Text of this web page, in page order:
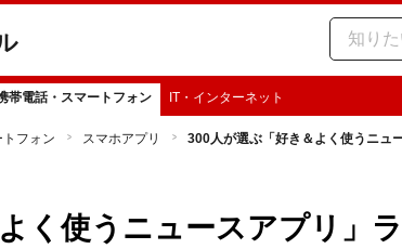
帯電話・スマートフォン IT・インターネット
フォン スマホアプリ 300人が選ぶ「好き＆よく使うニュ
く使うニュースアプリ」